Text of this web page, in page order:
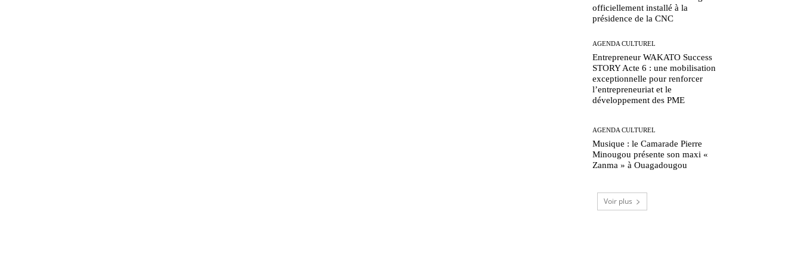
officiellement installé à la
présidence de la CNC
AGENDA CULTUREL
Entrepreneur WAKATO Success
STORY Acte 6 : une mobilisation
exceptionnelle pour renforcer
l’entrepreneuriat et le
développement des PME
AGENDA CULTUREL
Musique : le Camarade Pierre
Minougou présente son maxi «
Zanma » à Ouagadougou
Voir plus